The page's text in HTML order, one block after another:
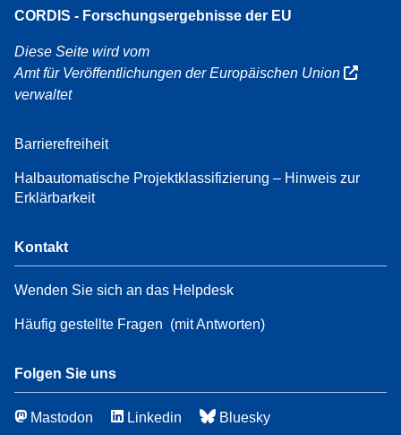
CORDIS - Forschungsergebnisse der EU
Diese Seite wird vom
Amt für Veröffentlichungen der Europäischen Union
verwaltet
Barrierefreiheit
Halbautomatische Projektklassifizierung – Hinweis zur
Erklärbarkeit
Kontakt
Wenden Sie sich an das Helpdesk
Häufig gestellte Fragen (mit Antworten)
Folgen Sie uns
Mastodon Linkedin Bluesky